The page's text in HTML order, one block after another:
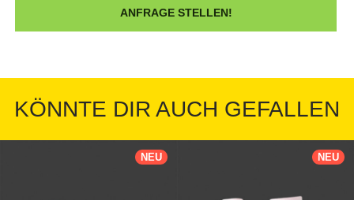
KÖNNTE DIR AUCH GEFALLEN
NEU NEU